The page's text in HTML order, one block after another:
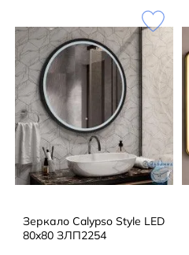
Зеркало Calypso Style LED
80x80 ЗЛП2254